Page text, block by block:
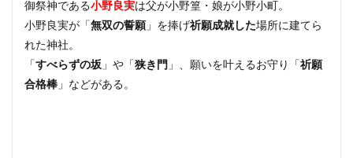
御祭神である小野良実は父が小野篁・娘が小野小町。
小野良実が「 無双の誓願 」を捧げ祈願成就した場所に建てら
れた神社。
「 すべらずの坂 」や「 狭き門 」、願いを叶えるお守り「 祈願
合格棒 」などがある。